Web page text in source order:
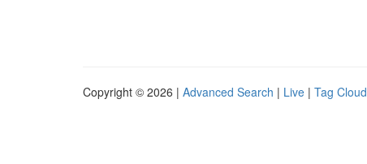
Copyright © 2026 | Advanced Search | Live | Tag Cloud